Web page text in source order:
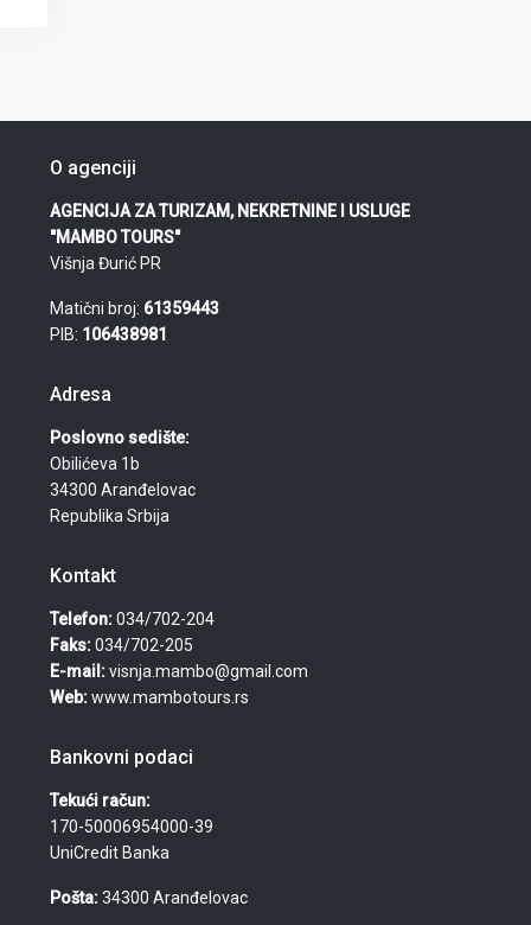
O agenciji
AGENCIJA ZA TURIZAM, NEKRETNINE I USLUGE
"MAMBO TOURS"
Višnja Đurić PR
Matični broj: 61359443
PIB: 106438981
Adresa
Poslovno sedište:
Obilićeva 1b
34300 Aranđelovac
Republika Srbija
Kontakt
Telefon:034/702-204
Faks:034/702-205
E-mail:visnja.mambo@gmail.com
Web:www.mambotours.rs
Bankovni podaci
Tekući račun:
170-50006954000-39
UniCredit Banka
Pošta:34300 Aranđelovac